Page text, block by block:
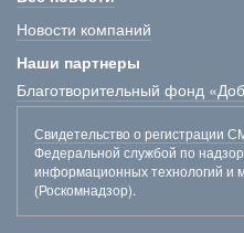
Новости компаний
Наши партнеры
Благотворительный фонд
Свидетельство о регистрации
Федеральной службой по
информационных технологий и
(Роскомнадзор).